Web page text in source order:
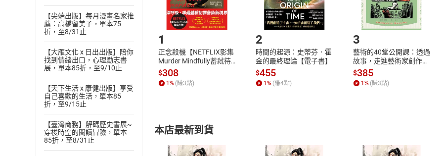
【尖端出版】每月漫畫名家推
薦：高橋留美子，單本75
折，至8/31止
【大雁文化 x 日出出版】陪你
找到情緒出口，心理勵志書
展，單本85折，至9/10止
【天下生活 x 康健出版】享受
自己喜歡的生活，單本85
折，至9/15止
【臺灣商務】解碼歷史書展~
穿梭時空的閱讀冒險，單本
85折，至8/31止
Step1.選擇閱讀載具 Step2.登入
1
正念殺機【NETFLIX影集
Murder Mindfully蓄弒待
發】【電子書】
$308
1% (賺3點)
2
時間的起源：史蒂芬．霍
金的最終理論【電子書】
$455
1% (賺4點)
3
藝術的40堂公開課：透過
故事，走進藝術家創作現
場，看藝術如何誕生、如
何形塑人類生活【電子
書】
$385
1% (賺3點)
本店最新到貨